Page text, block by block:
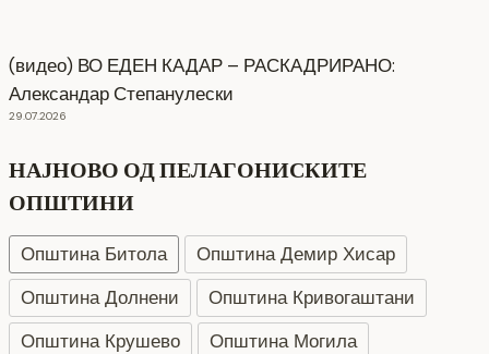
(видео) ВО ЕДЕН КАДАР – РАСКАДРИРАНО:
Александар Степанулески
29.07.2026
НАЈНОВО ОД ПЕЛАГОНИСКИТЕ
ОПШТИНИ
Општина Битола
Општина Демир Хисар
Општина Долнени
Општина Кривогаштани
Општина Крушево
Општина Могила